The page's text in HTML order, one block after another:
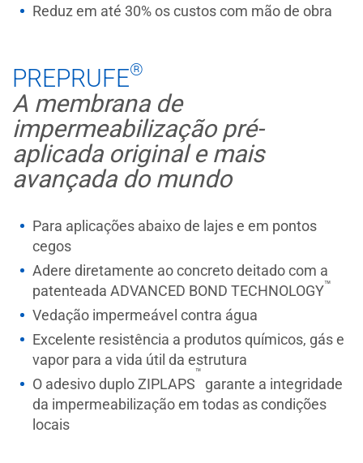
Reduz em até 30% os custos com mão de obra
PREPRUFE®
A membrana de
impermeabilização pré-
aplicada original e mais
avançada do mundo
Para aplicações abaixo de lajes e em pontos
cegos
Adere diretamente ao concreto deitado com a
patenteada ADVANCED BOND TECHNOLOGY™
Vedação impermeável contra água
Excelente resistência a produtos químicos, gás e
vapor para a vida útil da estrutura
O adesivo duplo ZIPLAPS
™
garante a integridade
da impermeabilização em todas as condições
locais